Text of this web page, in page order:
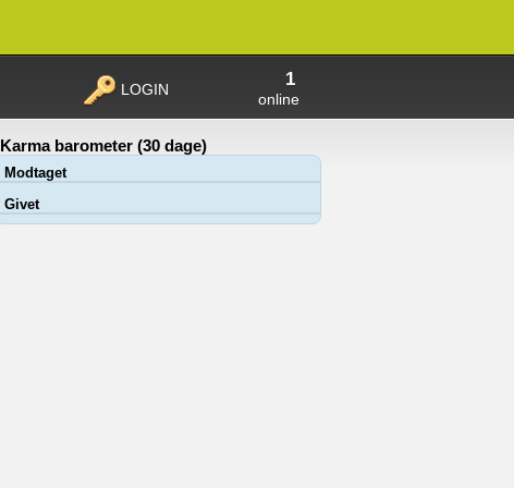
1
online
LOGIN
Karma barometer (30 dage)
Modtaget
Givet